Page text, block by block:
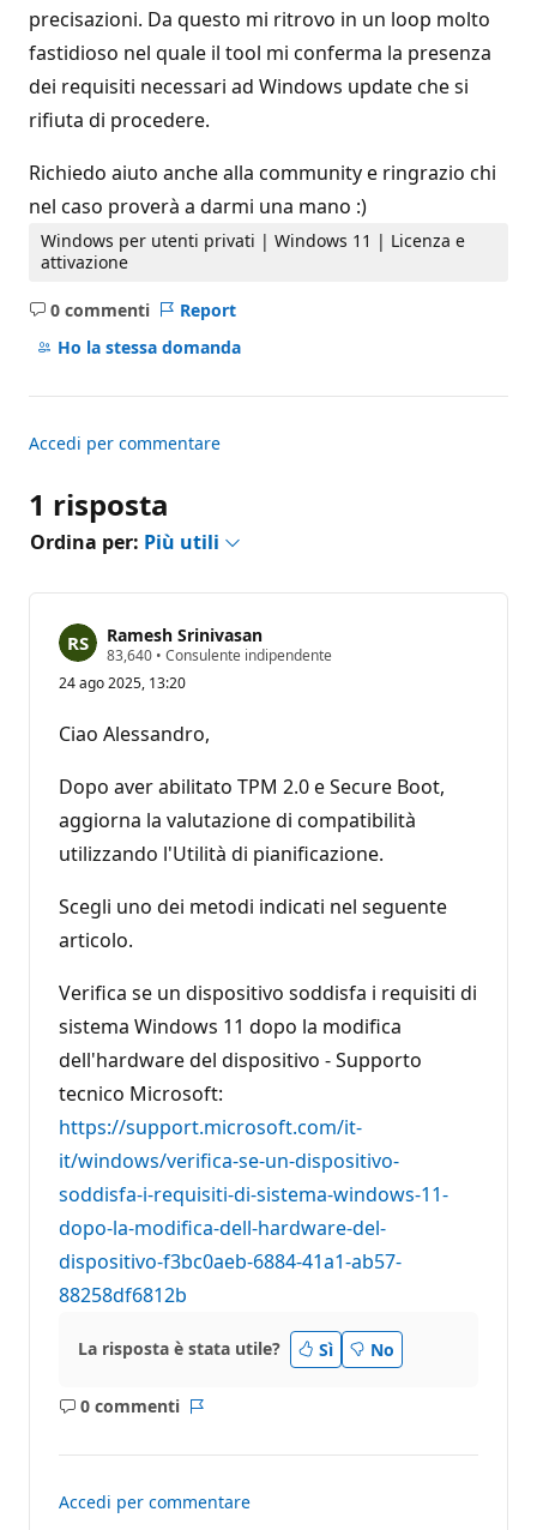
precisazioni. Da questo mi ritrovo in un loop molto
fastidioso nel quale il tool mi conferma la presenza
dei requisiti necessari ad Windows update che si
rifiuta di procedere.
Richiedo aiuto anche alla community e ringrazio chi
nel caso proverà a darmi una mano :)
Windows per utenti privati | Windows 11 | Licenza e
attivazione
0 commenti
Nessun
commento
Report
Ho la stessa domanda
Accedi per commentare
1 risposta
Ordina per: Più utili
Ramesh Srinivasan
83,640 P
n
i
d
e
p
u
t
i
• Consulente indipendente
24 ago 2025, 13:20
Ciao Alessandro,
Dopo aver abilitato TPM 2.0 e Secure Boot,
aggiorna la valutazione di compatibilità
utilizzando l'Utilità di pianificazione.
Scegli uno dei metodi indicati nel seguente
articolo.
Verifica se un dispositivo soddisfa i requisiti di
sistema Windows 11 dopo la modifica
dell'hardware del dispositivo - Supporto
tecnico Microsoft:
https://support.microsoft.com/it-
it/windows/verifica-se-un-dispositivo-
soddisfa-i-requisiti-di-sistema-windows-11-
dopo-la-modifica-dell-hardware-del-
dispositivo-f3bc0aeb-6884-41a1-ab57-
88258df6812b
La risposta è stata utile? Sì No
0 commenti
Nessun
Accedi per commentare